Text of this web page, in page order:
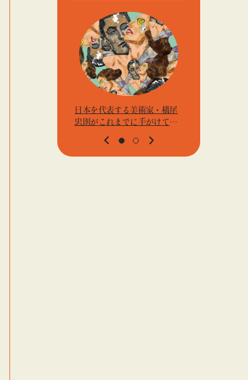
日本を代表する美術家・横尾
忠則がこれまでに手がけてき
た展示を〈B GALLERY〉にて
開催